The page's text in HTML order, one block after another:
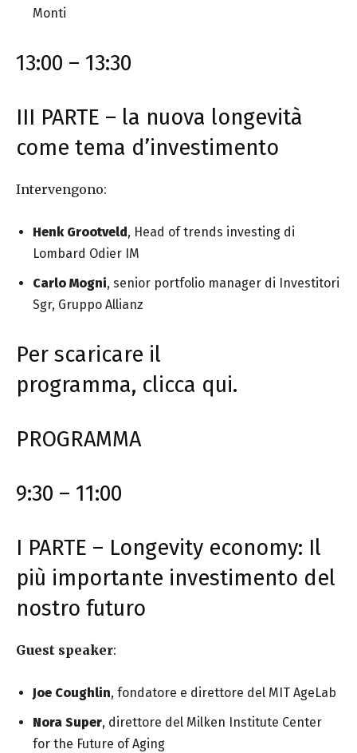
Monti
13:00 – 13:30
III PARTE – la nuova longevità
come tema d’investimento
Intervengono:
Henk Grootveld, Head of trends investing di
Lombard Odier IM
Carlo Mogni, senior portfolio manager di Investitori
Sgr, Gruppo Allianz
Per scaricare il
programma, clicca qui.
PROGRAMMA
9:30 – 11:00
I PARTE – Longevity economy: Il
più importante investimento del
nostro futuro
Guest speaker:
Joe Coughlin, fondatore e direttore del MIT AgeLab
Nora Super, direttore del Milken Institute Center
for the Future of Aging